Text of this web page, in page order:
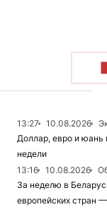
13:27 10.08.2026
Доллар, евро и юань
недели
13:16
10.08.2026
За неделю в
европейских стран